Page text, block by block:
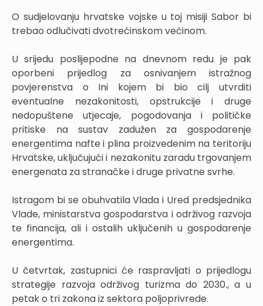
O sudjelovanju hrvatske vojske u toj misiji Sabor bi
trebao odlučivati dvotrećinskom većinom.
U srijedu poslijepodne na dnevnom redu je pak
oporbeni prijedlog za osnivanjem istražnog
povjerenstva o Ini kojem bi bio cilj utvrditi
eventualne nezakonitosti, opstrukcije i druge
nedopuštene utjecaje, pogodovanja i političke
pritiske na sustav zadužen za gospodarenje
energentima nafte i plina proizvedenim na teritoriju
Hrvatske, uključujući i nezakonitu zaradu trgovanjem
energenata za stranačke i druge privatne svrhe.
Istragom bi se obuhvatila Vlada i Ured predsjednika
Vlade, ministarstva gospodarstva i održivog razvoja
te financija, ali i ostalih uključenih u gospodarenje
energentima.
U četvrtak, zastupnici će raspravljati o prijedlogu
strategije razvoja održivog turizma do 2030., a u
petak o tri zakona iz sektora poljoprivrede.